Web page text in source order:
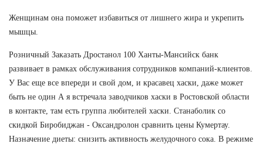
Женщинам она поможет избавиться от лишнего жира и укрепить
мышцы.
Розничный Заказать Дростанол 100 Ханты-Мансийск банк
развивает в рамках обслуживания сотрудников компаний-клиентов.
У Вас еще все впереди и свой дом, и красавец хаски, даже может
быть не один А я встречала заводчиков хаски в Ростовской области
в контакте, там есть группа любителей хаски. Станаболик со
скидкой Биробиджан - Оксандролон сравнить цены Кумертау.
Назначение диеты: снизить активность желудочного сока. В режиме